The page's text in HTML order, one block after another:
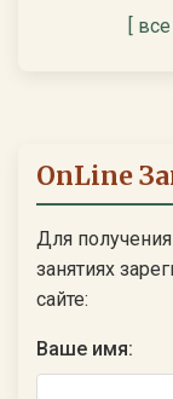
[
OnLine
Для
занятиях
сайте:
Ваше имя: